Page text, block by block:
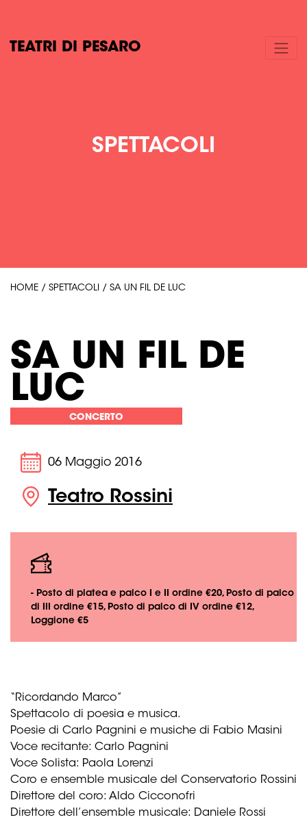
TEATRI DI PESARO
SPETTACOLI
HOME / SPETTACOLI / SA UN FIL DE LUC
SA UN FIL DE
LUC
CONCERTO
06 Maggio 2016
Teatro Rossini
- Posto di platea e palco I e II ordine €20, Posto di palco
di III ordine €15, Posto di palco di IV ordine €12,
Loggione €5
“Ricordando Marco”
Spettacolo di poesia e musica.
Poesie di Carlo Pagnini e musiche di Fabio Masini
Voce recitante: Carlo Pagnini
Voce Solista: Paola Lorenzi
Coro e ensemble musicale del Conservatorio Rossini
Direttore del coro: Aldo Cicconofri
Direttore dell’ensemble musicale: Daniele Rossi